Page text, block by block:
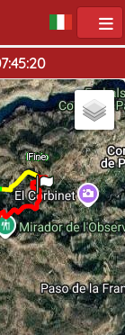
Inizio
Fine